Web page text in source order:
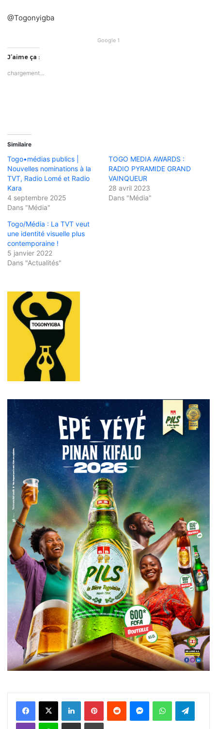
@Togonyigba
Google 1
J’aime ça :
chargement…
Similaire
Togo•médias publics |
Nouvelles nominations à la
TVT, Radio Lomé et Radio
Kara
4 septembre 2025
Dans "Média"
TOGO MEDIA AWARDS :
RADIO PYRAMIDE GRAND
VAINQUEUR
28 avril 2023
Dans "Média"
Togo/Média : La TVT veut
une identité visuelle plus
contemporaine !
5 janvier 2022
Dans "Actualités"
FacebookX Linkedin PinterestReddit MessengerWhatsAppTelegram
Viber Ligne Partager par email Imprimer